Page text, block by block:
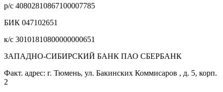
р/с 40802810867100007785
БИК 047102651
к/с 30101810800000000651
ЗАПАДНО-СИБИРСКИЙ БАНК ПАО СБЕРБАНК
Факт. адрес: г. Тюмень, ул. Бакинских Коммисаров , д. 5, корп.
2